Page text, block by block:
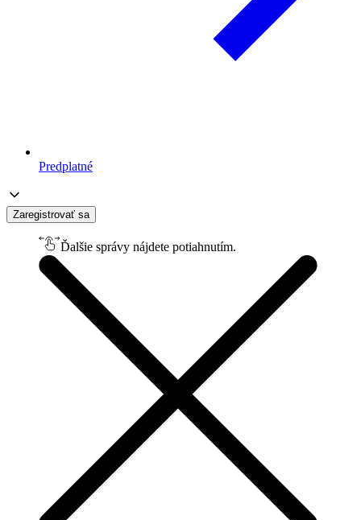
Predplatné
Zaregistrovať sa
Ďalšie správy nájdete potiahnutím.